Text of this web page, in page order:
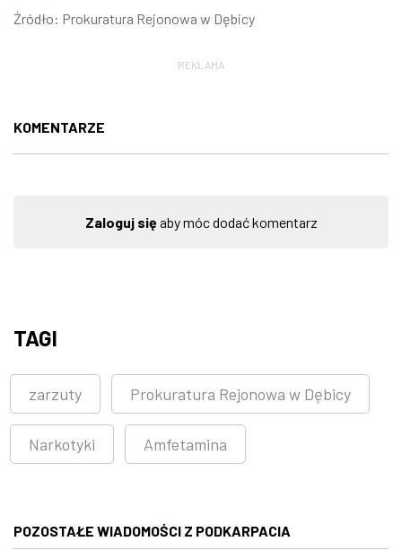
Źródło: Prokuratura Rejonowa w Dębicy
REKLAMA
KOMENTARZE
Zaloguj sięaby móc dodać komentarz
TAGI
zarzuty Prokuratura Rejonowa w Dębicy
Narkotyki Amfetamina
POZOSTAŁE WIADOMOŚCI Z PODKARPACIA